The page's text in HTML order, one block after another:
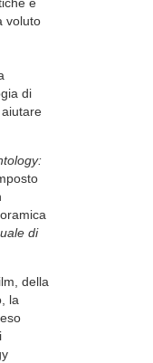
voluto
di
di
della
la